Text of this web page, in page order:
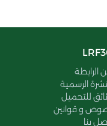
الرابطة
الرسمية
للتحميل
و قوانين
بنا